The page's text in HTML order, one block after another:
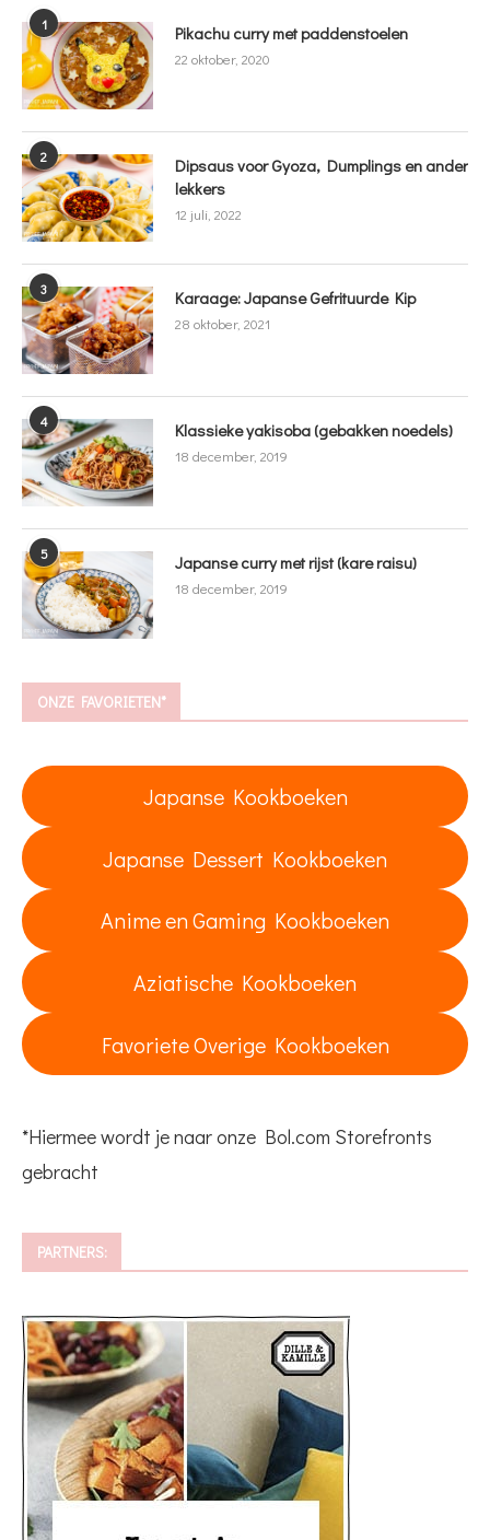
1 Pikachu curry met paddenstoelen
22 oktober, 2020
2
Dipsaus voor Gyoza, Dumplings en ander
lekkers
12 juli, 2022
3 Karaage: Japanse Gefrituurde Kip
28 oktober, 2021
4 Klassieke yakisoba (gebakken noedels)
18 december, 2019
5 Japanse curry met rijst (kare raisu)
18 december, 2019
ONZE FAVORIETEN*
Japanse Kookboeken
Japanse Dessert Kookboeken
Anime en Gaming Kookboeken
Aziatische Kookboeken
Favoriete Overige Kookboeken
*Hiermee wordt je naar onze Bol.com Storefronts
gebracht
PARTNERS: